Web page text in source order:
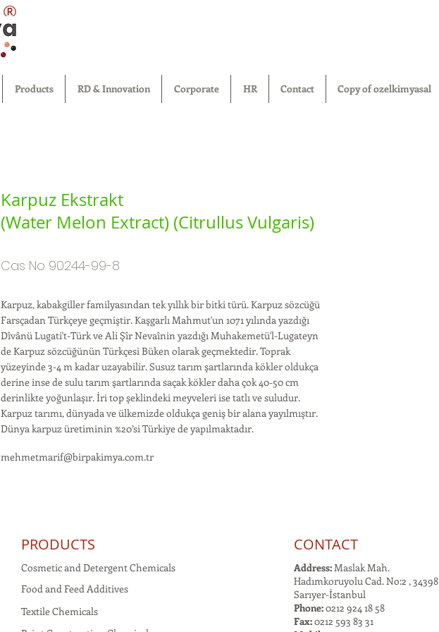
®
Products RD & Innovation Corporate HR Contact Copy of ozelkimyasal
Karpuz Ekstrakt
(Water Melon Extract) (Citrullus Vulgaris)
Cas No 90244-99-8
Karpuz, kabakgiller familyasından tek yıllık bir bitki türü. Karpuz sözcüğü
Farsçadan Türkçeye geçmiştir. Kaşgarlı Mahmut'un 1071 yılında yazdığı
Dîvânü Lugati't-Türk ve Ali Şîr Nevaînin yazdığı Muhakemetü'l-Lugateyn
de Karpuz sözcüğünün Türkçesi Büken olarak geçmektedir. Toprak
yüzeyinde 3-4 m kadar uzayabilir. Susuz tarım şartlarında kökler oldukça
derine inse de sulu tarım şartlarında saçak kökler daha çok 40-50 cm
derinlikte yoğunlaşır. İri top şeklindeki meyveleri ise tatlı ve suludur.
Karpuz tarımı, dünyada ve ülkemizde oldukça geniş bir alana yayılmıştır.
Dünya karpuz üretiminin %20’si Türkiye de yapılmaktadır.
mehmetmarif@birpakimya.com.tr
PRODUCTS
Cosmetic and Detergent Chemicals
Food and Feed Additives
Textile Chemicals
CONTACT
Address:Maslak Mah.
Hadımkoruyolu Cad. No:2 , 34398
Sarıyer-İstanbul
Phone:0212 924 18 58
Fax:0212 593 83 31